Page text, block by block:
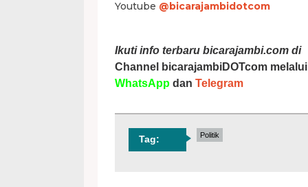
Youtube @bicarajambidotcom
Ikuti info terbaru bicarajambi.com di
Channel bicarajambiDOTcom melalui
WhatsApp dan Telegram
Tag: Politik